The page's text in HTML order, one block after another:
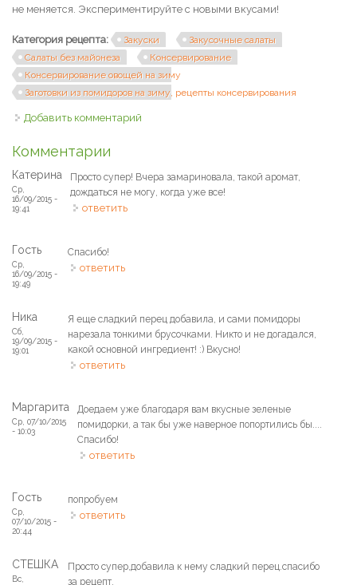
не меняется. Экспериментируйте с новыми вкусами!
Категория рецепта: Закуски
Закусочные салаты
Салаты без майонеза
Консервирование
Консервирование овощей на зиму
Заготовки из помидоров на зиму, рецепты консервирования
Добавить комментарий
Комментарии
Катерина
Ср,
16/09/2015 -
19:41
Просто супер! Вчера замариновала, такой аромат,
дождаться не могу, когда уже все!
ответить
Гость
Ср,
16/09/2015 -
19:49
Спасибо!
ответить
Ника
Сб,
19/09/2015 -
19:01
Я еще сладкий перец добавила, и сами помидоры
нарезала тонкими брусочками. Никто и не догадался,
какой основной ингредиент! :) Вкусно!
ответить
Маргарита
Ср, 07/10/2015
- 10:03
Доедаем уже благодаря вам вкусные зеленые
помидорки, а так бы уже наверное попортились бы....
Спасибо!
ответить
Гость
Ср,
07/10/2015 -
20:44
попробуем
ответить
СТЕШКА
Вс,
Просто супер,добавила к нему сладкий перец.спасибо
за рецепт.